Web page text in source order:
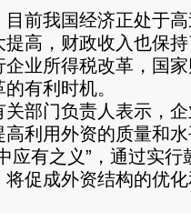
我国经济正处于高
提高，财政收入也保
企业所得税改革，国
有利时机。
门负责人表示，企
高利用外资的质量和
应有之义”，通过实
将促成外资结构的优